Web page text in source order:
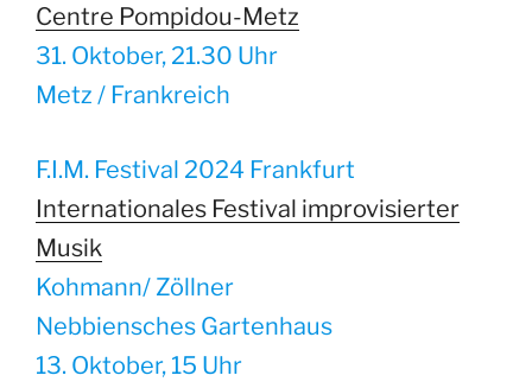
Centre Pompidou-Metz
31. Oktober, 21.30 Uhr
Metz / Frankreich
F.I.M. Festival 2024 Frankfurt
Internationales Festival improvisierter
Musik
Kohmann/ Zöllner
Nebbiensches Gartenhaus
13. Oktober, 15 Uhr